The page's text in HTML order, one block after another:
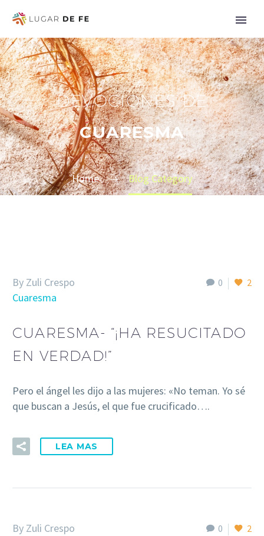
DEVOCIONES DE
CUARESMA
Home Blog Category
0 2
By Zuli Crespo
Cuaresma
CUARESMA- “¡HA RESUCITADO
EN VERDAD!”
Pero el ángel les dijo a las mujeres: «No teman. Yo sé
que buscan a Jesús, el que fue crucificado….
LEA MAS
0 2
By Zuli Crespo